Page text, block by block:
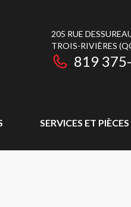
205 RUE
TROIS-RIVIÈRES
819
SERVICES ET PIÈCES